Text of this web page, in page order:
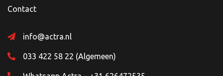
Contact
info@actra.nl
033 422 58 22 (Algemeen)